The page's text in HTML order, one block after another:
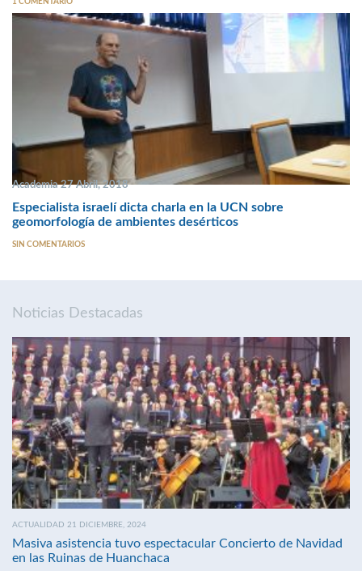
Academia 27 Abril, 2018
Especialista israelí dicta charla en la UCN sobre
geomorfología de ambientes desérticos
SIN COMENTARIOS
Noticias Destacadas
ACTUALIDAD 21 DICIEMBRE, 2024
Masiva asistencia tuvo espectacular Concierto de Navidad
en las Ruinas de Huanchaca